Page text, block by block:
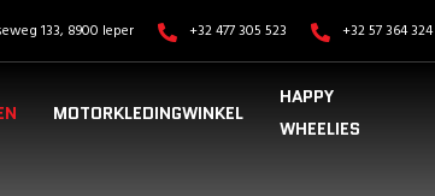
133, 8900 Ieper +32 477 305 523 +32 57 364 324
MOTORKLEDINGWINKEL
HAPPY
WHEELIES